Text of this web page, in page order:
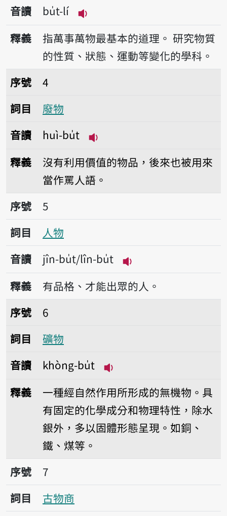
音讀
bu̍t-lí
播放音讀bu̍t-lí
釋義 指萬事萬物最基本的道理。 研究物質
的性質、狀態、運動等變化的學科。
序號4廢物
序號
4
詞目
廢物
音讀
huì-bu̍t
釋義
沒有利用價值的物品，後來也被用來
當作罵人語。
序號5人物
序號
5
詞目
人物
音讀
jîn-bu̍t/lîn-bu̍t
播放音讀jîn-bu̍t/lîn-
釋義
有品格、才能出眾的人。
序號6礦物
序號
6
詞目
礦物
音讀
khòng-bu̍t
釋義
一種經自然作用所形成的無機物。具
有固定的化學成分和物理特性，除水
銀外，多以固體形態呈現。如銅、
鐵、煤等。
序號7古物商
序號
7
詞目
古物商